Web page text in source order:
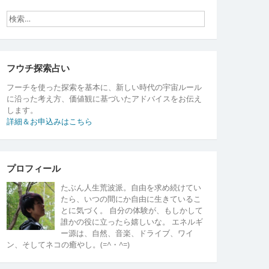
フウチ探索占い
フーチを使った探索を基本に、新しい時代の宇宙ルール
に沿った考え方、価値観に基づいたアドバイスをお伝え
します。
詳細＆お申込みはこちら
プロフィール
たぶん人生荒波派。自由を求め続けてい
たら、いつの間にか自由に生きているこ
とに気づく。 自分の体験が、もしかして
誰かの役に立ったら嬉しいな。 エネルギ
ー源は、自然、音楽、ドライブ、ワイ
ン、そしてネコの癒やし。(=^・^=)